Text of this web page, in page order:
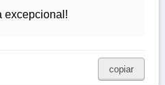
excepcional!
copiar